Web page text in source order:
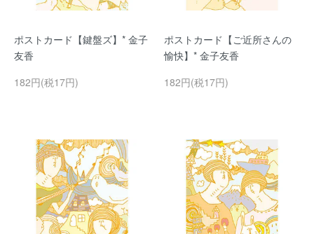
ポストカード【鍵盤ズ】* 金子
友香
182円(税17円)
ポストカード【ご近所さんの
愉快】* 金子友香
182円(税17円)